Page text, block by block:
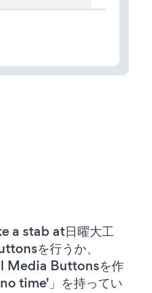
a stab at日曜大工
を行うか、
Media Buttonsを作
time'」を持ってい